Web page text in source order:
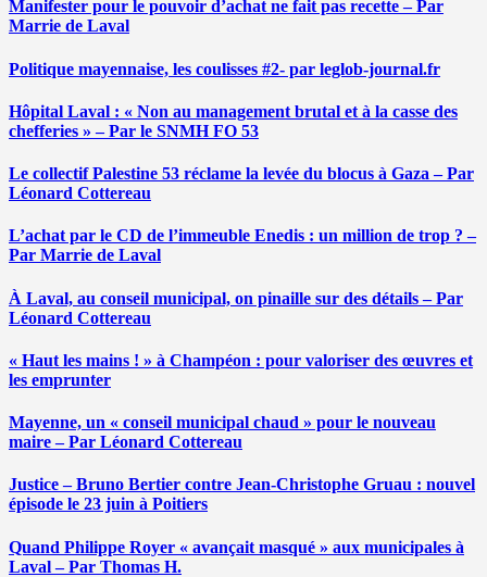
Manifester pour le pouvoir d’achat ne fait pas recette – Par
Marrie de Laval
Politique mayennaise, les coulisses #2- par leglob-journal.fr
Hôpital Laval : « Non au management brutal et à la casse des
chefferies » – Par le SNMH FO 53
Le collectif Palestine 53 réclame la levée du blocus à Gaza – Par
Léonard Cottereau
L’achat par le CD de l’immeuble Enedis : un million de trop ? –
Par Marrie de Laval
À Laval, au conseil municipal, on pinaille sur des détails – Par
Léonard Cottereau
« Haut les mains ! » à Champéon : pour valoriser des œuvres et
les emprunter
Mayenne, un « conseil municipal chaud » pour le nouveau
maire – Par Léonard Cottereau
Justice – Bruno Bertier contre Jean-Christophe Gruau : nouvel
épisode le 23 juin à Poitiers
Quand Philippe Royer « avançait masqué » aux municipales à
Laval – Par Thomas H.